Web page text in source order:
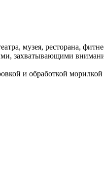
музея, ресторана,
захватывающими
и обработкой